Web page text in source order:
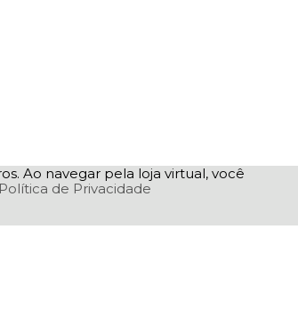
Ao navegar pela loja virtual, você
Política de Privacidade